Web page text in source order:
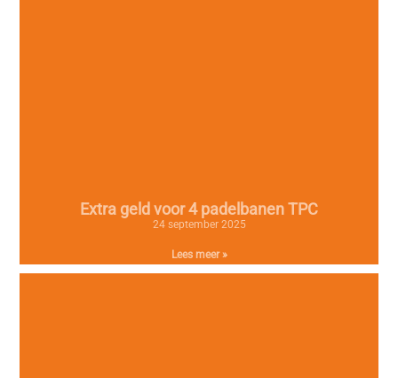
Extra geld voor 4 padelbanen TPC
24 september 2025
Lees meer »